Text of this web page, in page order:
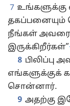
7 உங்களுக்கு
தகப்பனையும்
நீங்கள் அவரைத்
இருக்கிறீர்கள்”
8 பிலிப்பு
எங்களுக்குக்
சொன்னார்.
9 அதற்கு